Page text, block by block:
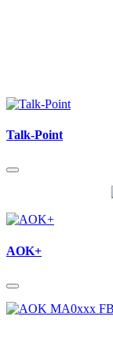
Talk-Point
AOK+